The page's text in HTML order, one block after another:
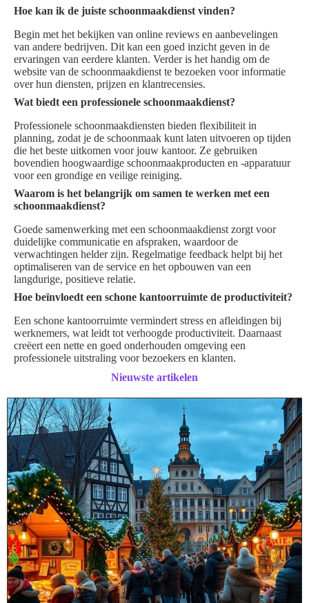
Hoe kan ik de juiste schoonmaakdienst vinden?
Begin met het bekijken van online reviews en aanbevelingen
van andere bedrijven. Dit kan een goed inzicht geven in de
ervaringen van eerdere klanten. Verder is het handig om de
website van de schoonmaakdienst te bezoeken voor informatie
over hun diensten, prijzen en klantrecensies.
Wat biedt een professionele schoonmaakdienst?
Professionele schoonmaakdiensten bieden flexibiliteit in
planning, zodat je de schoonmaak kunt laten uitvoeren op tijden
die het beste uitkomen voor jouw kantoor. Ze gebruiken
bovendien hoogwaardige schoonmaakproducten en -apparatuur
voor een grondige en veilige reiniging.
Waarom is het belangrijk om samen te werken met een
schoonmaakdienst?
Goede samenwerking met een schoonmaakdienst zorgt voor
duidelijke communicatie en afspraken, waardoor de
verwachtingen helder zijn. Regelmatige feedback helpt bij het
optimaliseren van de service en het opbouwen van een
langdurige, positieve relatie.
Hoe beïnvloedt een schone kantoorruimte de productiviteit?
Een schone kantoorruimte vermindert stress en afleidingen bij
werknemers, wat leidt tot verhoogde productiviteit. Daarnaast
creëert een nette en goed onderhouden omgeving een
professionele uitstraling voor bezoekers en klanten.
Nieuwste artikelen